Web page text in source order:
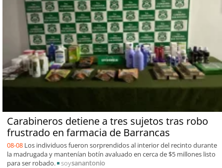
Carabineros detiene a tres sujetos tras robo
frustrado en farmacia de Barrancas
08-08 Los individuos fueron sorprendidos al interior del recinto durante
la madrugada y mantenían botín avaluado en cerca de $5 millones listo
para ser robado.
soysanantonio